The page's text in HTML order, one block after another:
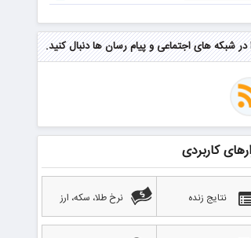
مهم‌ترین مهارت برای موفقیت از
نگاه وارن بافت و جف بزوس
منتظر سقوط قی
بهترین صرافی ارز دیجیتال
خارجی بدون تحریم را بشناسید؛
آپدیت ۲۰۲۶
در شبکه های اجتماعی و پیام رسان ها دنبال کنید.
کاربردی
نتایج زنده نرخ طلا، سکه، ارز